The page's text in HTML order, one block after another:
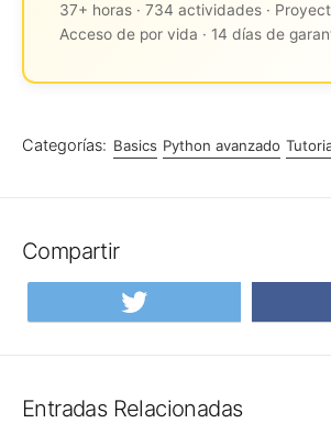
37+ horas · 734 actividades ·
Acceso de por vida · 14 días de
Categorías: Basics Python avanzado
Compartir
Compartir
en
Entradas Relacionadas